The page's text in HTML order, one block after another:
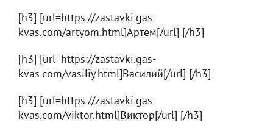
[h3] [url=https://zastavki.gas-
kvas.com/artyom.html]Артём[/url] [/h3]
[h3] [url=https://zastavki.gas-
kvas.com/vasiliy.html]Василий[/url] [/h3]
[h3] [url=https://zastavki.gas-
kvas.com/viktor.html]Виктор[/url] [/h3]